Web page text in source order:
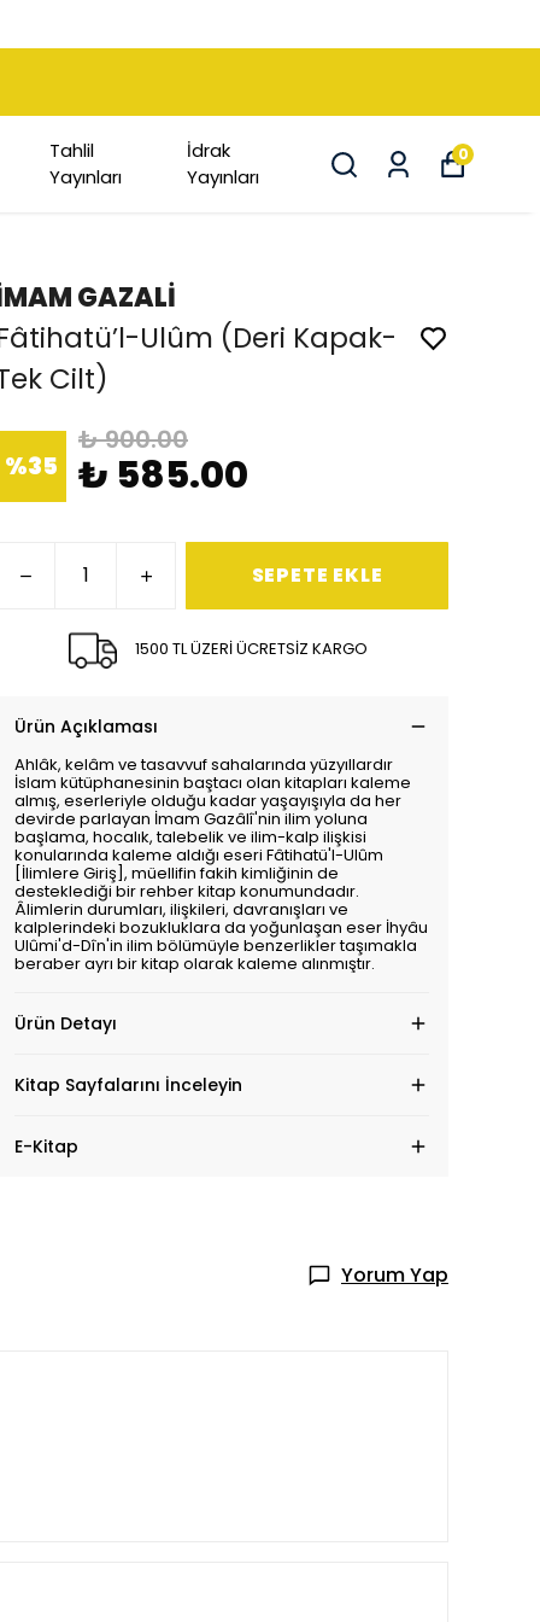
Tahlil
Yayınları
İdrak
Yayınları
0
GAZALİ
Ulûm (Deri Kapak-
Cilt)
%35
₺ 900.00
₺ 585.00
SEPETE EKLE
1500 TL ÜZERİ ÜCRETSİZ KARGO
Ürün Açıklaması
Ahlâk, kelâm ve tasavvuf sahalarında yüzyıllardır
İslam kütüphanesinin baştacı olan kitapları kaleme
almış, eserleriyle olduğu kadar yaşayışıyla da her
devirde parlayan İmam Gazâlî'nin ilim yoluna
başlama, hocalık, talebelik ve ilim-kalp ilişkisi
konularında kaleme aldığı eseri Fâtihatü'l-Ulûm
[İlimlere Giriş], müellifin fakih kimliğinin de
desteklediği bir rehber kitap konumundadır.
Âlimlerin durumları, ilişkileri, davranışları ve
kalplerindeki bozukluklara da yoğunlaşan eser İhyâu
Ulûmi'd-Dîn'in ilim bölümüyle benzerlikler taşımakla
beraber ayrı bir kitap olarak kaleme alınmıştır.
Ürün Detayı
Kitap Sayfalarını İnceleyin
E-Kitap
Yorum Yap